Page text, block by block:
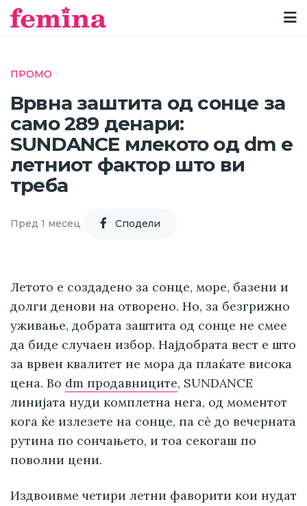
ПРОМО
Врвна заштита од сонце за
само 289 денари:
SUNDANCE млекото од dm е
летниот фактор што ви
треба
Пред 1 месец Cподели
Летото е создадено за сонце, море, базени и
долги денови на отворено. Но, за безгрижно
уживање, добрата заштита од сонце не смее
да биде случаен избор. Најдобрата вест е што
за врвен квалитет не мора да плаќате висока
цена. Во dm продавниците, SUNDANCE
линијата нуди комплетна нега, од моментот
кога ќе излезете на сонце, па сè до вечерната
рутина по сончањето, и тоа секогаш по
поволни цени.
Издвоивме четири летни фаворити кои нудат